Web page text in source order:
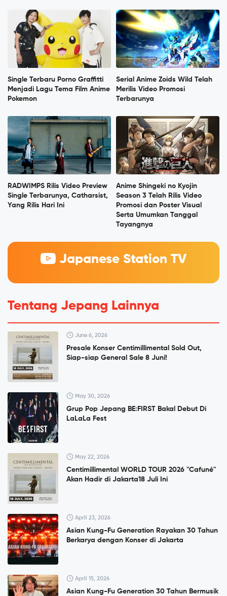
Single Terbaru Porno Graffitti
Menjadi Lagu Tema Film Anime
Pokemon
Serial Anime Zoids Wild Telah
Merilis Video Promosi
Terbarunya
RADWIMPS Rilis Video Preview
Single Terbarunya, Catharsist,
Yang Rilis Hari Ini
Anime Shingeki no Kyojin
Season 3 Telah Rilis Video
Promosi dan Poster Visual
Serta Umumkan Tanggal
Tayangnya
Japanese Station TV
Tentang Jepang Lainnya
June 6, 2026
Presale Konser Centimillimental Sold Out,
Siap-siap General Sale 8 Juni!
May 30, 2026
Grup Pop Jepang BE:FIRST Bakal Debut Di
LaLaLa Fest
May 22, 2026
Centimillimental WORLD TOUR 2026 "Cafuné"
Akan Hadir di Jakarta18 Juli Ini
April 23, 2026
Asian Kung-Fu Generation Rayakan 30 Tahun
Berkarya dengan Konser di Jakarta
April 15, 2026
Asian Kung-Fu Generation 30 Tahun Bermusik